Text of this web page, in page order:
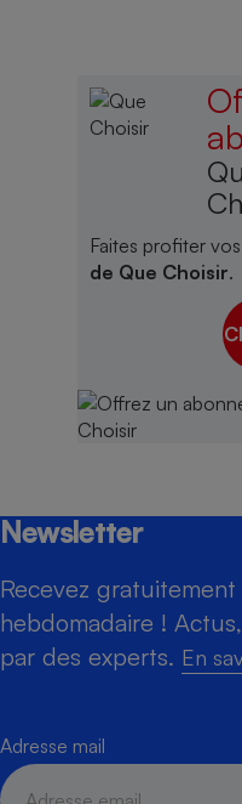
Faites profiter
de Que Choisir.
Newsletter
Recevez
hebdomadaire !
par des experts. En
Adresse mail